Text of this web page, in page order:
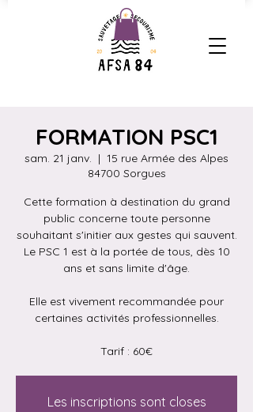
FORMATION PSC1
sam. 21 janv.
  |
15 rue Armée des Alpes
84700 Sorgues
Cette formation à destination du grand
public concerne toute personne
souhaitant s'initier aux gestes qui sauvent.
Le PSC 1 est à la portée de tous, dès 10
ans et sans limite d'âge.
Elle est vivement recommandée pour
certaines activités professionnelles.
Tarif : 60€
Les inscriptions sont closes